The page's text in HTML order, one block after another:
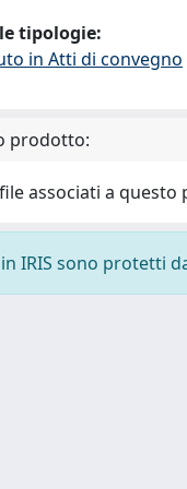
tipologie:
in Atti di convegno
prodotto:
associati a questo
IRIS sono protetti